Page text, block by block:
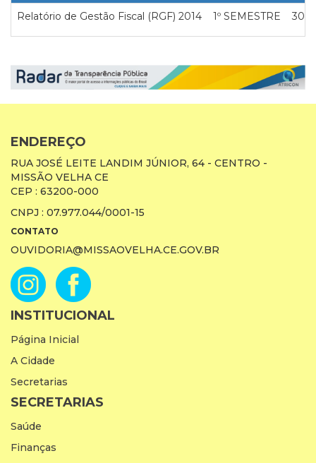
Relatório de Gestão Fiscal (RGF) 2014 1º SEMESTRE 30-
ENDEREÇO
RUA JOSÉ LEITE LANDIM JÚNIOR, 64 - CENTRO -
MISSÃO VELHA CE
CEP : 63200-000
CNPJ : 07.977.044/0001-15
CONTATO
OUVIDORIA@MISSAOVELHA.CE.GOV.BR
INSTITUCIONAL
Página Inicial
A Cidade
Secretarias
SECRETARIAS
Saúde
Finanças